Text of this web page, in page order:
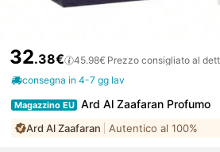
32.38€ 45.98€ Prezzo consigliato al
consegna in 4-7 gg lav
Magazzino EU Ard Al Zaafaran Profumo
Ard Al Zaafaran Autentico al 100%